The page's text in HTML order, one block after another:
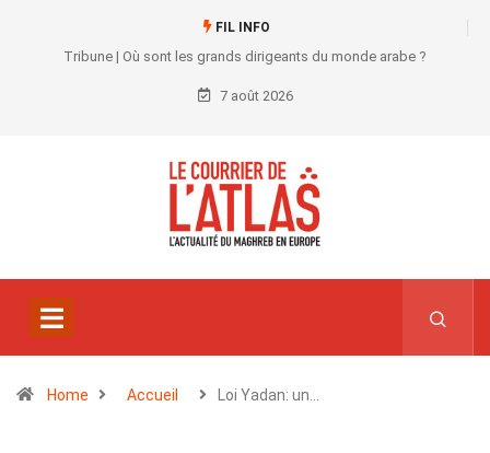
FIL INFO
Tribune | Où sont les grands dirigeants du monde arabe ?
7 août 2026
Home Accueil Loi Yadan: un…